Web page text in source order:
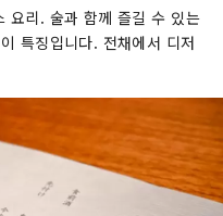
요리. 술과 함께 즐길 수 있는
특징입니다. 전채에서 디저